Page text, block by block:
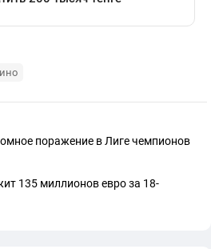
поражение в Лиге чемпионов
135 миллионов евро за 18-